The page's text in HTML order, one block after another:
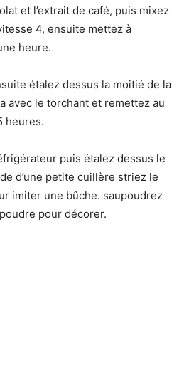
et l’extrait de café, puis mixez
4, ensuite mettez à
heure.
étalez dessus la moitié de la
avec le torchant et remettez au
heures.
puis étalez dessus le
d’une petite cuillère striez le
imiter une bûche. saupoudrez
pour décorer.